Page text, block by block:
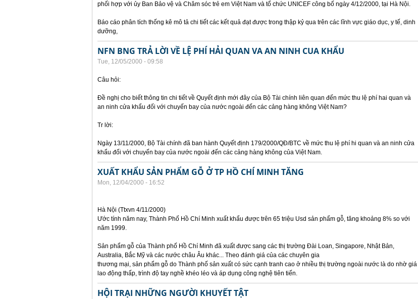
phối hợp với ủy Ban Bảo vệ và Chăm sóc trẻ em Việt Nam và tổ chức UNICEF công bố ngày 4/12/2000, tại Hà Nội.
Báo cáo phân tích thống kê mô tả chi tiết các kết quả đạt được trong thập kỷ qua trên các lĩnh vực giáo dục, y tế, dinh
dưỡng,
NFN BNG TRẢ LỜI VỀ LỆ PHÍ HẢI QUAN VA AN NINH CUA KHẨU
Tue, 12/05/2000 - 09:58
Câu hỏi:
Đề nghị cho biết thông tin chi tiết về Quyết định mới đây của Bộ Tài chính liên quan đến mức thu lệ phí hai quan và
an ninh cửa khẩu đối với chuyến bay của nước ngoài đến các cảng hàng không Việt Nam?
Tr lời:
Ngày 13/11/2000, Bộ Tài chính đã ban hành Quyết định 179/2000/QĐ/BTC về mức thu lệ phí hi quan và an ninh cửa
khẩu đối với chuyến bay của nước ngoài đến các cảng hàng không của Việt Nam.
XUẤT KHẨU SẢN PHẨM GỖ Ở TP HỒ CHÍ MINH TĂNG
Mon, 12/04/2000 - 16:52
Hà Nội (Ttxvn 4/11/2000)
Ước tính năm nay, Thành Phố Hồ Chí Minh xuất khẩu được trên 65 triệu Usd sản phẩm gỗ, tăng khoảng 8% so với
năm 1999.
Sản phẩm gỗ của Thành phố Hồ Chí Minh đã xuất được sang các thị trường Đài Loan, Singapore, Nhật Bản,
Australia, Bắc Mỹ và các nước châu Âu khác... Theo đánh giá của các chuyên gia
thương mại, sản phẩm gỗ do Thành phố sản xuất có sức cạnh tranh cao ở nhiều thị trường ngoài nước là do nhờ giá
lao động thấp, trình độ tay nghề khéo léo và áp dụng công nghệ tiên tiến.
HỘI TRẠI NHỮNG NGƯỜI KHUYẾT TẬT